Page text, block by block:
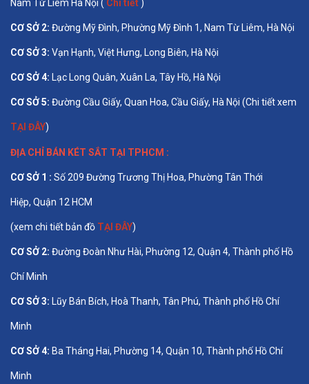
Nam Từ Liêm Hà Nội ( Chi tiết)
CƠ SỞ 2: Đường Mỹ Đình, Phường Mỹ Đình 1, Nam Từ Liêm, Hà Nội
CƠ SỞ 3: Vạn Hạnh, Việt Hưng, Long Biên, Hà Nội
CƠ SỞ 4: Lạc Long Quân, Xuân La, Tây Hồ, Hà Nội
CƠ SỞ 5: Đường Cầu Giấy, Quan Hoa, Cầu Giấy, Hà Nội (Chi tiết xem
TẠI ĐÂY)
ĐỊA CHỈ BÁN KÉT SẮT TẠI TPHCM :
CƠ SỞ 1 : Số 209 Đường Trương Thị Hoa, Phường Tân Thới
Hiệp, Quận 12 HCM
(xem chi tiết bản đồ TẠI ĐÂY)
CƠ SỞ 2: Đường Đoàn Như Hài, Phường 12, Quận 4, Thành phố Hồ
Chí Minh
CƠ SỞ 3: Lũy Bán Bích, Hoà Thanh, Tân Phú, Thành phố Hồ Chí
Minh
CƠ SỞ 4: Ba Tháng Hai, Phường 14, Quận 10, Thành phố Hồ Chí
Minh